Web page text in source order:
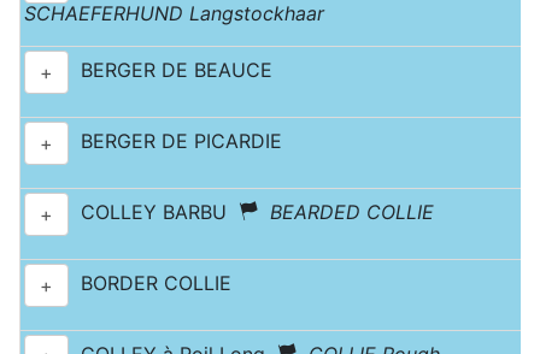
SCHAEFERHUND Langstockhaar
+ BERGER DE BEAUCE
+ BERGER DE PICARDIE
+ COLLEY BARBU BEARDED COLLIE
+ BORDER COLLIE